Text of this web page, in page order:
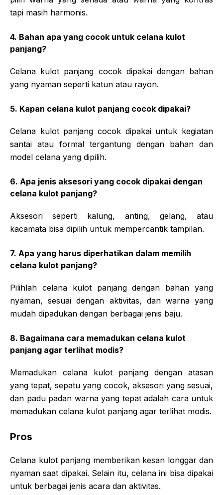
tapi masih harmonis.
4. Bahan apa yang cocok untuk celana kulot
panjang?
Celana kulot panjang cocok dipakai dengan bahan
yang nyaman seperti katun atau rayon.
5. Kapan celana kulot panjang cocok dipakai?
Celana kulot panjang cocok dipakai untuk kegiatan
santai atau formal tergantung dengan bahan dan
model celana yang dipilih.
6. Apa jenis aksesori yang cocok dipakai dengan
celana kulot panjang?
Aksesori seperti kalung, anting, gelang, atau
kacamata bisa dipilih untuk mempercantik tampilan.
7. Apa yang harus diperhatikan dalam memilih
celana kulot panjang?
Pilihlah celana kulot panjang dengan bahan yang
nyaman, sesuai dengan aktivitas, dan warna yang
mudah dipadukan dengan berbagai jenis baju.
8. Bagaimana cara memadukan celana kulot
panjang agar terlihat modis?
Memadukan celana kulot panjang dengan atasan
yang tepat, sepatu yang cocok, aksesori yang sesuai,
dan padu padan warna yang tepat adalah cara untuk
memadukan celana kulot panjang agar terlihat modis.
Pros
Celana kulot panjang memberikan kesan longgar dan
nyaman saat dipakai. Selain itu, celana ini bisa dipakai
untuk berbagai jenis acara dan aktivitas.